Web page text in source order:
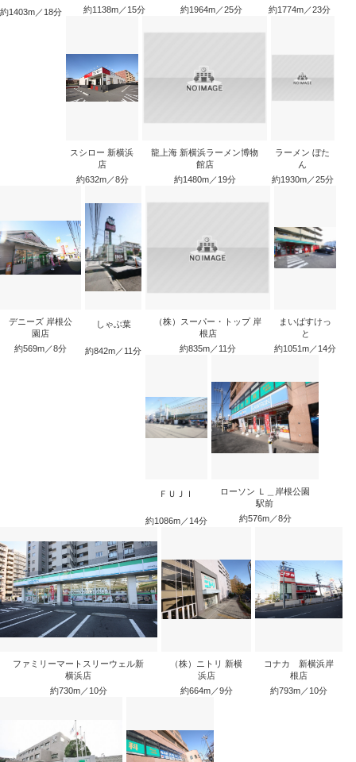
約1403m／18分
約1138m／15分
約1964m／25分
約1774m／23分
スシロー 新横浜
店
約632m／8分
龍上海 新横浜ラーメン博物
館店
約1480m／19分
ラーメン ぼた
ん
約1930m／25分
デニーズ 岸根公
園店
約569m／8分
しゃぶ葉
約842m／11分
（株）スーパー・トップ 岸
根店
約835m／11分
まいばすけっ
と
約1051m／14分
ＦＵＪＩ
約1086m／14分
ローソン Ｌ＿岸根公園
駅前
約576m／8分
ファミリーマートスリーウェル新
横浜店
約730m／10分
（株）ニトリ 新横
浜店
約664m／9分
コナカ 新横浜岸
根店
約793m／10分